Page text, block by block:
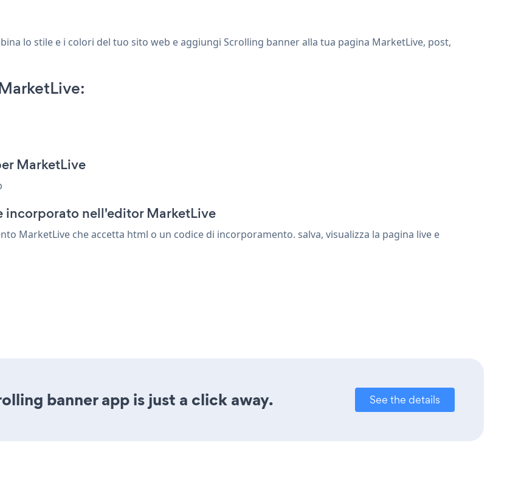
lo stile e i colori del tuo sito web e aggiungi Scrolling banner alla tua pagina MarketLive, post,
MarketLive
nell'editor MarketLive
MarketLive che accetta html o un codice di incorporamento. salva, visualizza la pagina live e
banner app is just a click away. See the details